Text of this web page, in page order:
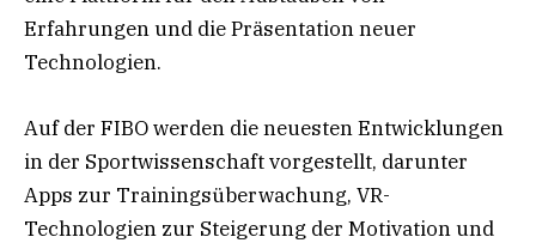
Erfahrungen und die Präsentation neuer
Technologien.
Auf der FIBO werden die neuesten Entwicklungen
in der Sportwissenschaft vorgestellt, darunter
Apps zur Trainingsüberwachung, VR-
Technologien zur Steigerung der Motivation und